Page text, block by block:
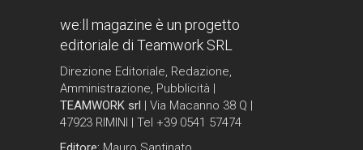
we:ll magazine è un progetto
editoriale di Teamwork SRL
Direzione Editoriale, Redazione,
Amministrazione, Pubblicità |
TEAMWORK srl
| Via Macanno 38 Q |
47923 RIMINI | Tel +39 0541 57474